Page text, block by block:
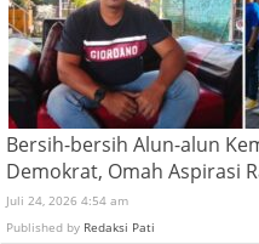
Bersih-bersih Alun-alun
Demokrat, Omah Aspirasi
Juli 24, 2026 4:54 am
Published by Redaksi Pati